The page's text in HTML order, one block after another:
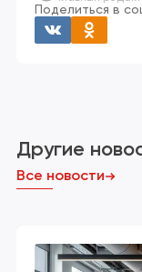
Поделиться в
Другие
Все новости